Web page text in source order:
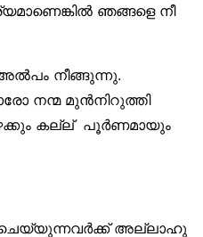
ഞങ്ങളെ നീ
നീങ്ങുന്നു.
നന്മ മുൻനിറുത്തി
കല്ല് പൂർണമായും
ചെയ്യുന്നവർക്ക് അല്ലാഹു